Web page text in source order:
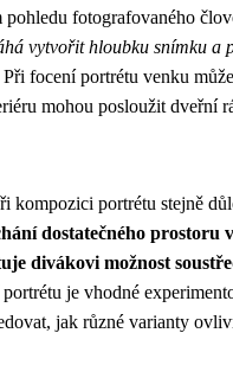
pohledu fotografovaného
vytvořit hloubku snímku a
Při focení portrétu venku
mohou posloužit dveřní
kompozici portrétu stejně
dostatečného prostoru
divákovi možnost
je vhodné
jak různé varianty